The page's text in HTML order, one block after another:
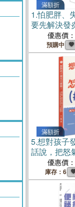
滿額折
1.怕肥胖、
要先解決發
識破發炎
寒、虛4種
簡易居家食
優惠價：
預購中
滿額折
5.想對孩子
話說，把怒
力量，109
況×說話練習
優惠價：
庫存：6